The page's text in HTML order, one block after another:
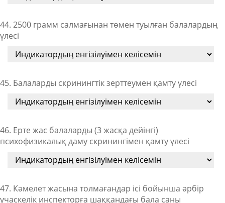
44. 2500 грамм салмағынан төмен туылған балалардың
үлесі
45. Балаларды скринингтік зерттеумен қамту үлесі
46. Ерте жас балаларды (3 жасқа дейінгі)
психофизикалық даму скринингімен қамту үлесі
47. Кәмелет жасына толмағандар ісі бойынша әрбір
учаскелік инспекторға шаққандағы бала саны